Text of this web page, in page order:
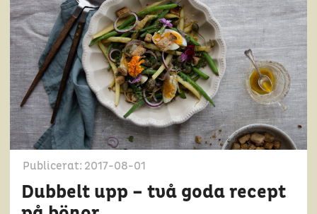
Publicerat: 2017-08-01
Dubbelt upp – två goda recept